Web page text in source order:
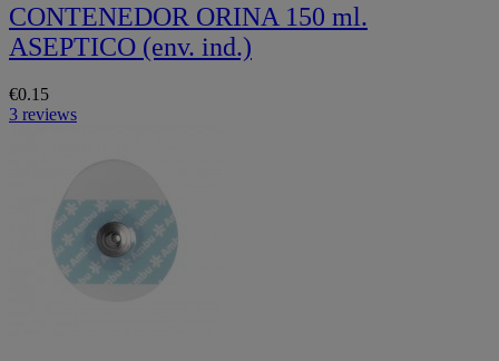
CONTENEDOR ORINA 150 ml.
ASEPTICO (env. ind.)
€0.15
3 reviews